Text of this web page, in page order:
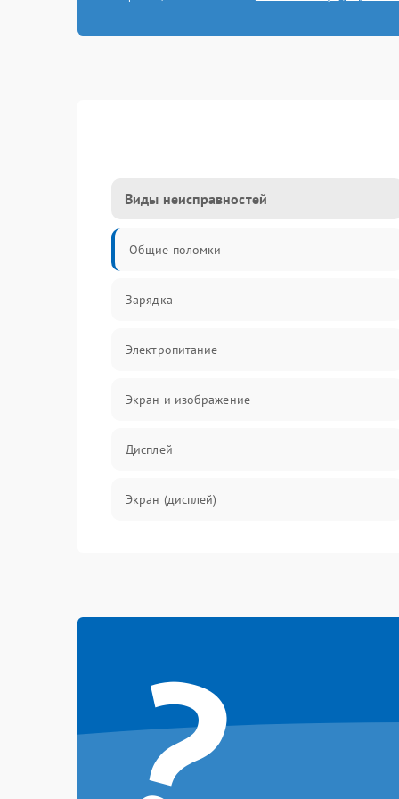
Виды неисправностей
Общие поломки
Зарядка
Электропитание
Экран и изображение
Дисплей
Экран (дисплей)
Влага и механические повреждения
Сеть и интернет